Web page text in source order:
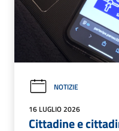
NOTIZIE
16 LUGLIO 2026
Cittadine e